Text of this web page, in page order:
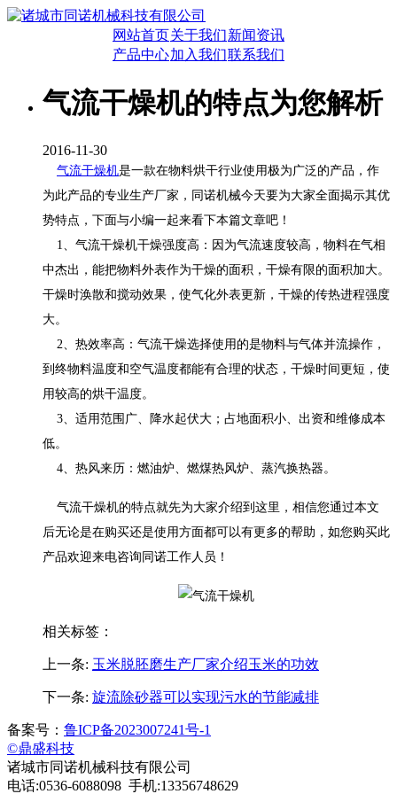
网站首页关于我们新闻资讯
产品中心加入我们联系我们
气流干燥机的特点为您解析
2016-11-30
气流干燥机是一款在物料烘干行业使用极为广泛的产品，作
为此产品的专业生产厂家，同诺机械今天要为大家全面揭示其优
势特点，下面与小编一起来看下本篇文章吧！
1、气流干燥机干燥强度高：因为气流速度较高，物料在气相
中杰出，能把物料外表作为干燥的面积，干燥有限的面积加大。
干燥时涣散和搅动效果，使气化外表更新，干燥的传热进程强度
大。
2、热效率高：气流干燥选择使用的是物料与气体并流操作，
到终物料温度和空气温度都能有合理的状态，干燥时间更短，使
用较高的烘干温度。
3、适用范围广、降水起伏大；占地面积小、出资和维修成本
低。
4、热风来历：燃油炉、燃煤热风炉、蒸汽换热器。
气流干燥机的特点就先为大家介绍到这里，相信您通过本文
后无论是在购买还是使用方面都可以有更多的帮助，如您购买此
产品欢迎来电咨询同诺工作人员！
相关标签：
上一条: 玉米脱胚磨生产厂家介绍玉米的功效
下一条: 旋流除砂器可以实现污水的节能减排
备案号： 鲁ICP备2023007241号-1
©鼎盛科技
诸城市同诺机械科技有限公司
电话:0536-6088098 手机:13356748629